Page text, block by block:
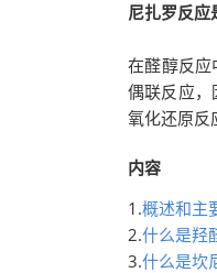
尼扎罗反应
在醛醇反
偶联反应，
氧化还原反
内容
1.概述和主
2.什么是羟
3.什么是坎